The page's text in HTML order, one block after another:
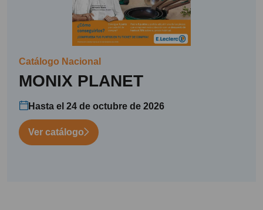
Catálogo Nacional
MONIX PLANET
Hasta el 24 de octubre de 2026
Ver catálogo